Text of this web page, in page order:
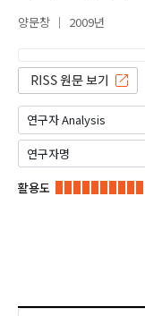
양문창 2009년
활용도